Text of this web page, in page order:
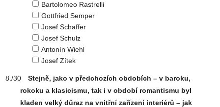
Bartolomeo Rastrelli
Gottfried Semper
Josef Schaffer
Josef Schulz
Antonín Wiehl
Josef Zítek
Stejně, jako v předchozích obdobích – v baroku,
rokoku a klasicismu, tak i v období romantismu byl
kladen velký důraz na vnitřní zařízení interiérů – jak